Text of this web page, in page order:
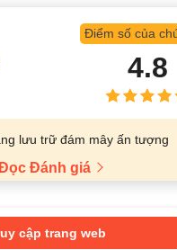
Điểm số của
4.8
lưu trữ đám mây ấn tượng
Đánh giá
cập trang web